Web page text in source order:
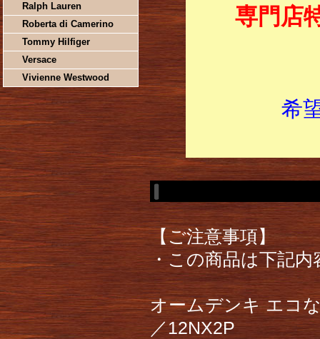
Ralph Lauren
Roberta di Camerino
Tommy Hilfiger
Versace
Vivienne Westwood
専門店
希
【ご注意事項】
・この商品は下記
オームデンキ エコ
／12NX2P